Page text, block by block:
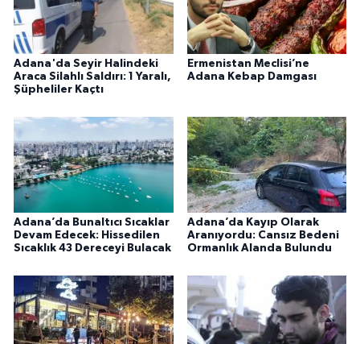
Adana'da Seyir Halindeki
Araca Silahlı Saldırı: 1 Yaralı,
Şüpheliler Kaçtı
Ermenistan Meclisi’ne
Adana Kebap Damgası
Adana’da Bunaltıcı Sıcaklar
Devam Edecek: Hissedilen
Sıcaklık 43 Dereceyi Bulacak
Adana’da Kayıp Olarak
Aranıyordu: Cansız Bedeni
Ormanlık Alanda Bulundu